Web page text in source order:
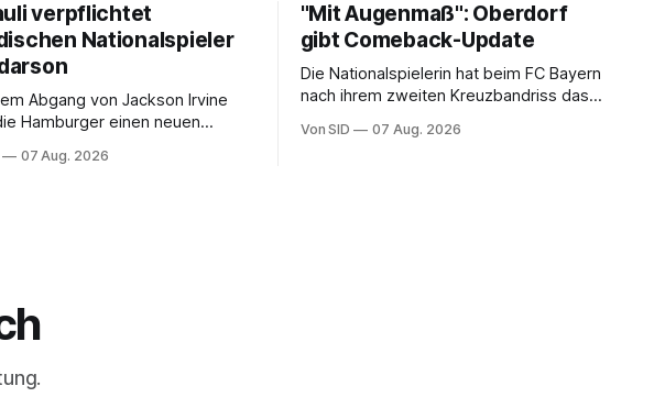
verpflichtet
Nationalspieler
Abgang von Jackson Irvine
Hamburger einen neuen
07 Aug. 2026
"Mit Augenmaß": Oberdorf
gibt Comeback-Update
Die Nationalspielerin hat beim FC Bayern
nach ihrem zweiten Kreuzbandriss das
Von SID 07 Aug. 2026